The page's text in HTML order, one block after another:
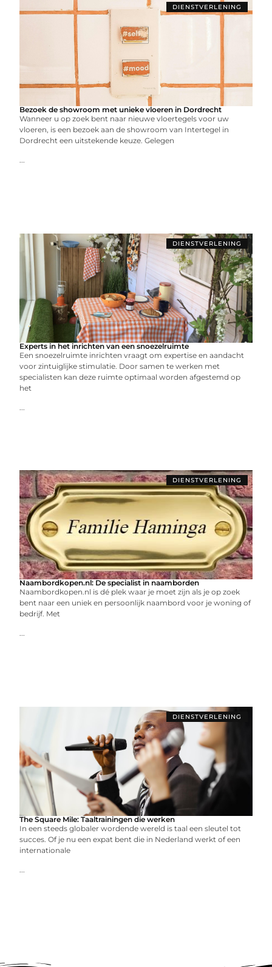
DIENSTVERLENING
Bezoek de showroom met unieke vloeren in Dordrecht
Wanneer u op zoek bent naar nieuwe vloertegels voor uw
vloeren, is een bezoek aan de showroom van Intertegel in
Dordrecht een uitstekende keuze. Gelegen
...
DIENSTVERLENING
Experts in het inrichten van een snoezelruimte
Een snoezelruimte inrichten vraagt om expertise en aandacht
voor zintuiglijke stimulatie. Door samen te werken met
specialisten kan deze ruimte optimaal worden afgestemd op
het
...
DIENSTVERLENING
Naambordkopen.nl: De specialist in naamborden
Naambordkopen.nl is dé plek waar je moet zijn als je op zoek
bent naar een uniek en persoonlijk naambord voor je woning of
bedrijf. Met
...
DIENSTVERLENING
The Square Mile: Taaltrainingen die werken
In een steeds globaler wordende wereld is taal een sleutel tot
succes. Of je nu een expat bent die in Nederland werkt of een
internationale
...